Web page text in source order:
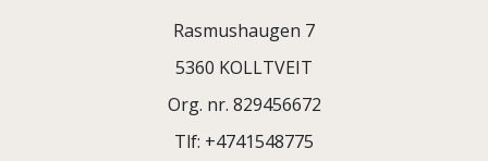
Rasmushaugen 7
5360 KOLLTVEIT
Org. nr. 829456672
Tlf: +4741548775